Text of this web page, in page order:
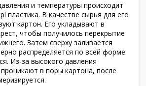
и температуры происходит
пластика. В качестве сырья для его
картон. Его укладывают в
чтобы получилось перекрытие
Затем сверху заливается
распределяется по всей форме
Из-за высокого давления
в поры картона, после